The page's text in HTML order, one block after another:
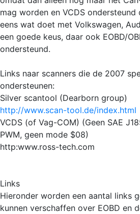
mag worden en VCDS
eens wat doet met Volkswagen,
een goede keus, daar ook EOBD/
ondersteund.
Links naar scanners die de 2007
ondersteunen:
Silver scantool (Dearborn group)
http://www.scan-tool.de/index.html
VCDS (of Vag-COM) (Geen SAE
PWM, geen mode $08)
http:www.ross-tech.com
Links
Hieronder worden een aantal links
kunnen verschaffen over EOBD en